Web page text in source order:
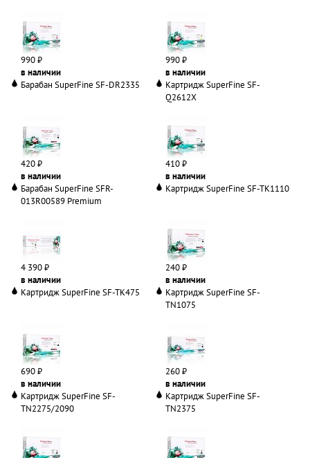
990 ₽
в наличии
990 ₽
в наличии
Барабан SuperFine SF-DR2335
420 ₽
в наличии
Картридж SuperFine SF-
Q2612X
410 ₽
в наличии
Барабан SuperFine SFR-
013R00589 Premium
4 390 ₽
в наличии
Картридж SuperFine SF-TK1110
240 ₽
в наличии
Картридж SuperFine SF-TK475
690 ₽
в наличии
Картридж SuperFine SF-
TN1075
260 ₽
в наличии
Картридж SuperFine SF-
TN2275/2090
Картридж SuperFine SF-
TN2375